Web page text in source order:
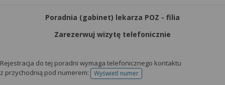
Poradnia (gabinet) lekarza POZ - filia
Zarezerwuj wizytę telefonicznie
Rejestracja do tej poradni wymaga telefonicznego kontaktu
z przychodnią pod numerem:
Wyświetl numertelefonu do rejestracji